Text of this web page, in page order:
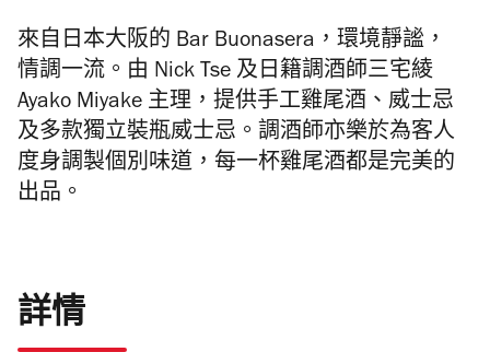
來自日本大阪的 Bar Buonasera，環境靜謐，
情調一流。由 Nick Tse 及日籍調酒師三宅綾
Ayako Miyake 主理，提供手工雞尾酒、威士忌
及多款獨立裝瓶威士忌。調酒師亦樂於為客人
度身調製個別味道，每一杯雞尾酒都是完美的
出品。
詳情